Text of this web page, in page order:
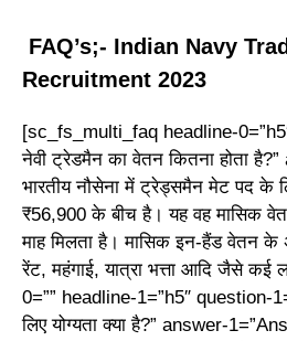
FAQ’s;- Indian Navy
Recruitment 2023
[sc_fs_multi_faq headline-
नेवी ट्रेडमैन का वेतन कितना होता
भारतीय नौसेना में ट्रेड्समैन मेट पद के
₹56,900 के बीच है। यह वह मासिक
माह मिलता है। मासिक इन-हैंड वेतन के
रेंट, महंगाई, यात्रा भत्ता आदि जैसे कई
0=”” headline-1=”h5″
लिए योग्यता क्या है?” answer-